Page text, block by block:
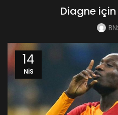
Diagne için
14
NIS